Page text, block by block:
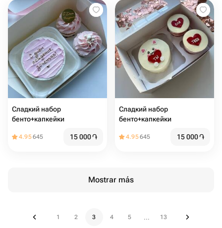
Сладкий набор
бенто+капкейки
4.95645 15 000֏
Сладкий набор
бенто+капкейки
4.95645 15 000֏
Mostrar más
1 2 3 4 5 ... 13